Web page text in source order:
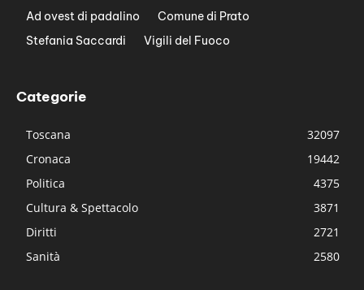
Ad ovest di padalino
Comune di Prato
Stefania Saccardi
Vigili del Fuoco
Categorie
Toscana
32097
Cronaca
19442
Politica
4375
Cultura & Spettacolo
3871
Diritti
2721
Sanità
2580